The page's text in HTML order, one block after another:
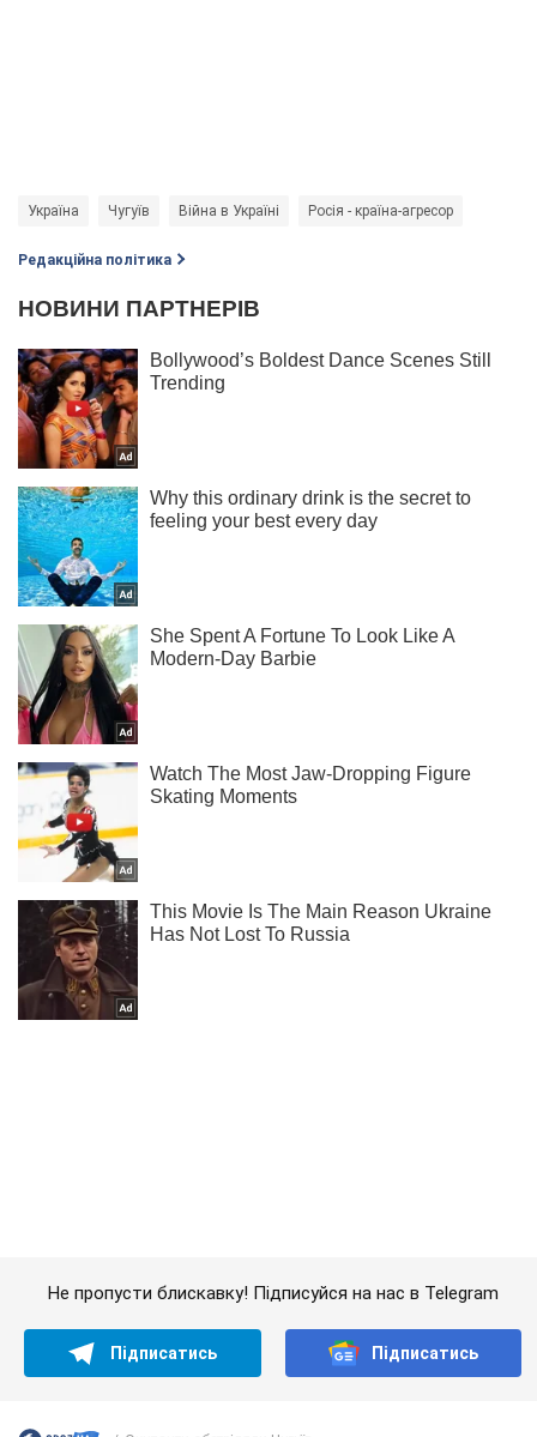
Україна Чугуїв Війна в Україні Росія - країна-агресор
Редакційна політика